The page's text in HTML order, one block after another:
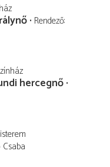
Rendező
hercegnő